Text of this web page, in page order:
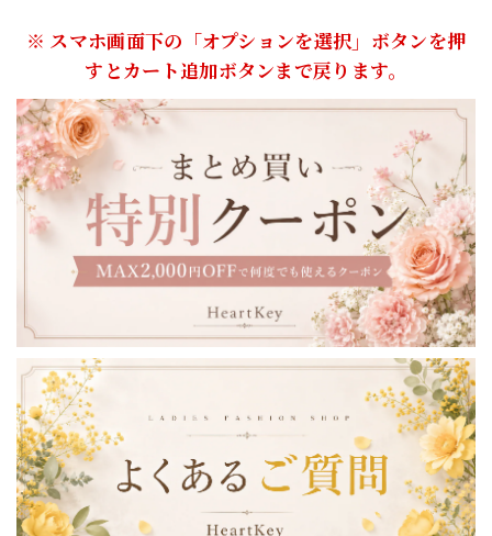
※ スマホ画面下の「オプションを選択」ボタンを押
すとカート追加ボタンまで戻ります。